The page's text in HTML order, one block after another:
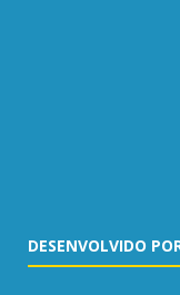
DESENVOLVIDO